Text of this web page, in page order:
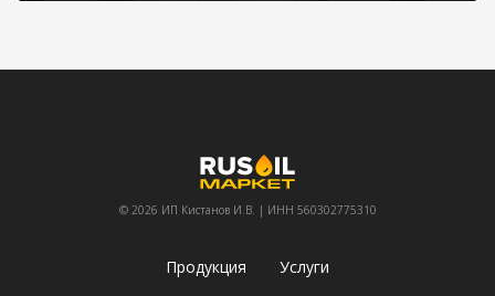
© 2026 ИП Кистанов И.В. | ИНН 560302775310
Продукция
Услуги